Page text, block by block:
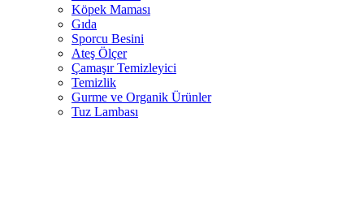
Köpek Maması
Gıda
Sporcu Besini
Ateş Ölçer
Çamaşır Temizleyici
Temizlik
Gurme ve Organik Ürünler
Tuz Lambası